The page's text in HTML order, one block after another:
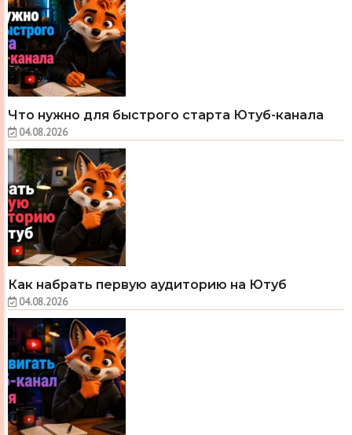
Что нужно для быстрого старта Ютуб-канала
04.08.2026
Как набрать первую аудиторию на Ютуб
04.08.2026